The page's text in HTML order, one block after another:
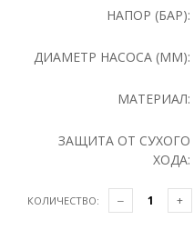
НАПОР (БАР):
ДИАМЕТР НАСОСА (ММ):
МАТЕРИАЛ:
ЗАЩИТА ОТ СУХОГО
ХОДА:
КОЛИЧЕСТВО: